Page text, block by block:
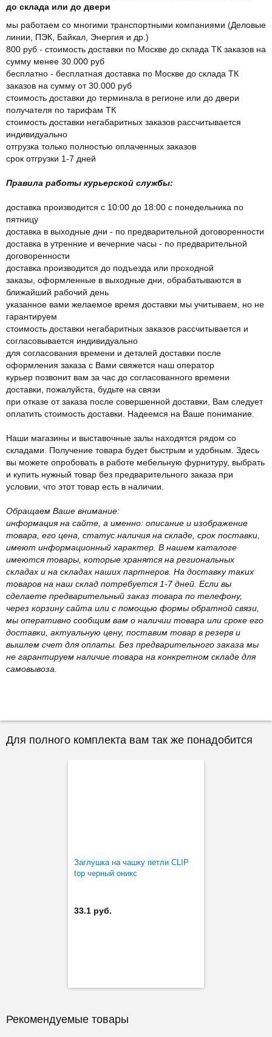
до склада или до двери
мы работаем со многими транспортными компаниями (Деловые
линии, ПЭК, Байкал, Энергия и др.)
800 руб - стоимость доставки по Москве до склада ТК заказов на
сумму менее 30.000 руб
бесплатно - бесплатная доставка по Москве до склада ТК
заказов на сумму от 30.000 руб
стоимость доставки до терминала в регионе или до двери
получателя по тарифам ТК
стоимость доставки негабаритных заказов рассчитывается
индивидуально
отгрузка только полностью оплаченных заказов
срок отгрузки 1-7 дней
Правила работы курьерской службы:
доставка производится с 10:00 до 18:00 с понедельника по
пятницу
доставка в выходные дни - по предварительной договоренности
доставка в утренние и вечерние часы - по предварительной
договоренности
доставка производится до подъезда или проходной
заказы, оформленные в выходные дни, обрабатываются в
ближайший рабочий день
указанное вами желаемое время доставки мы учитываем, но не
гарантируем
стоимость доставки негабаритных заказов рассчитывается и
согласовывается индивидуально
для согласования времени и деталей доставки после
оформления заказа с Вами свяжется наш оператор
курьер позвонит вам за час до согласованного времени
доставки, пожалуйста, будьте на связи
при отказе от заказа после совершенной доставки, Вам следует
оплатить стоимость доставки. Надеемся на Ваше понимание.
Наши магазины и выставочные залы находятся рядом со
складами. Получение товара будет быстрым и удобным. Здесь
вы можете опробовать в работе мебельную фурнитуру, выбрать
и купить нужный товар без предварительного заказа при
условии, что этот товар есть в наличии.
Обращаем Ваше внимание:
информация на сайте, а именно: описание и изображение
товара, его цена, статус наличия на складе, срок поставки,
имеют информационный характер. В нашем каталоге
имеются товары, которые хранятся на региональных
складах и на складах наших партнеров. На доставку таких
товаров на наш склад потребуется 1-7 дней. Если вы
сделаете предварительный заказ товара по телефону,
через корзину сайта или с помощью формы обратной связи,
мы оперативно сообщим вам о наличии товара или сроке его
доставки, актуальную цену, поставим товар в резерв и
вышлем счет для оплаты. Без предварительного заказа мы
не гарантируем наличие товара на конкретном складе для
самовывоза.
Для полного комплекта вам так же понадобится
Заглушка на чашку петли CLIP
top черный оникс
33.1 руб.
Рекомендуемые товары